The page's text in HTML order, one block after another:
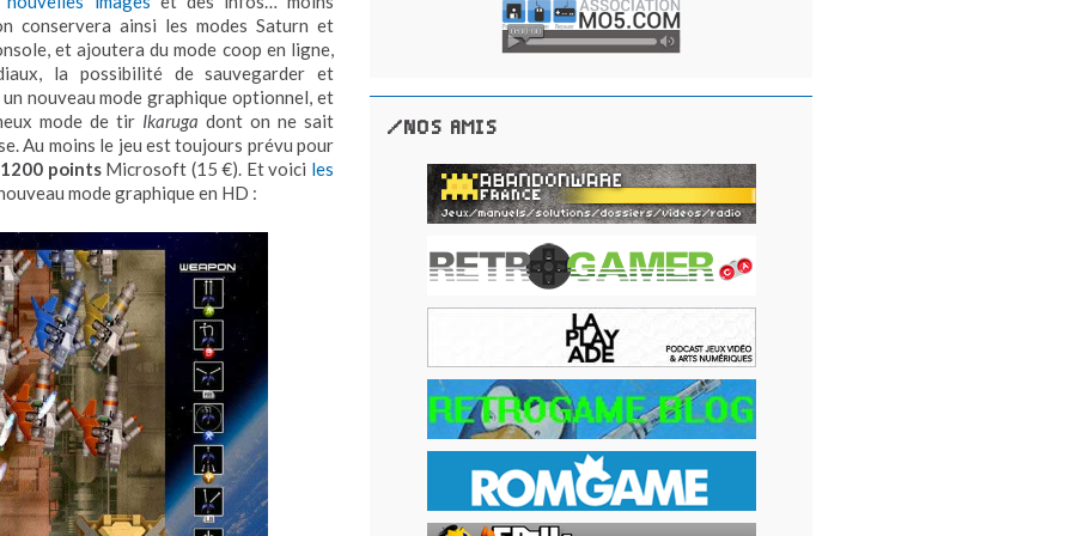
conservera ainsi les modes Saturn et
et ajoutera du mode coop en ligne,
la possibilité de sauvegarder et
un nouveau mode graphique optionnel, et
mode de tir Ikaruga dont on ne sait
Au moins le jeu est toujours prévu pour
1200 pointsMicrosoft (15 €). Et voici les
mode graphique en HD :
/NOS AMIS